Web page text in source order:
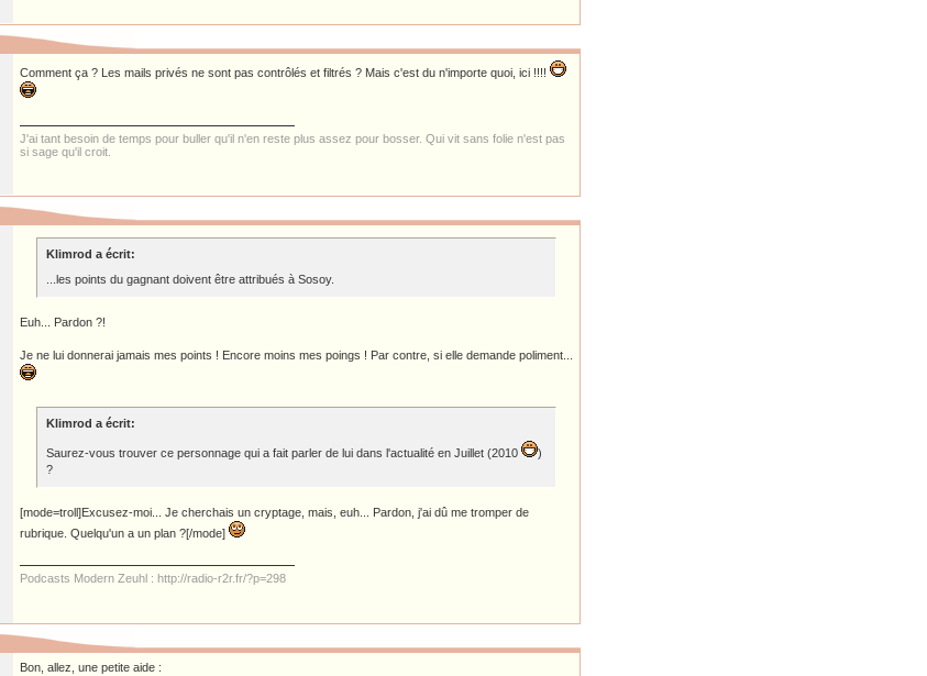
Comment ça ? Les mails privés ne sont pas contrôlés et filtrés ? Mais c'est du n'importe quoi, ici !!!!
J'ai tant besoin de temps pour buller qu'il n'en reste plus assez pour bosser. Qui vit sans folie n'est pas
si sage qu'il croit.
Klimrod a écrit:
...les points du gagnant doivent être attribués à Sosoy.
Euh... Pardon ?!
Je ne lui donnerai jamais mes points ! Encore moins mes poings ! Par contre, si elle demande poliment...
Klimrod a écrit:
Saurez-vous trouver ce personnage qui a fait parler de lui dans l'actualité en Juillet (2010
)
?
[mode=troll]Excusez-moi... Je cherchais un cryptage, mais, euh... Pardon, j'ai dû me tromper de
rubrique. Quelqu'un a un plan ?[/mode]
Podcasts Modern Zeuhl : http://radio-r2r.fr/?p=298
Bon, allez, une petite aide :